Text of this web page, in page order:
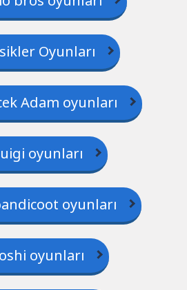
Oyunları
Adam oyunları
oyunları
oyunları
oyunları